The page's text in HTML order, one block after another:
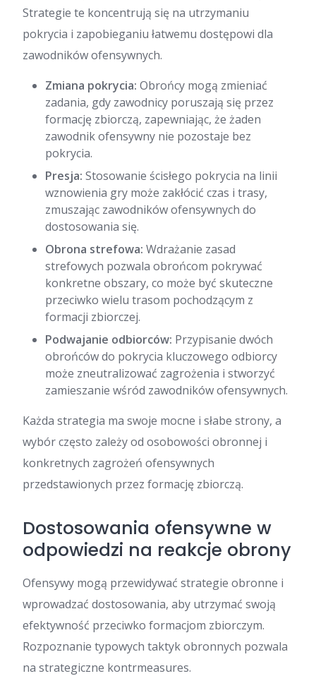
Strategie te koncentrują się na utrzymaniu
pokrycia i zapobieganiu łatwemu dostępowi dla
zawodników ofensywnych.
Zmiana pokrycia: Obrońcy mogą zmieniać
zadania, gdy zawodnicy poruszają się przez
formację zbiorczą, zapewniając, że żaden
zawodnik ofensywny nie pozostaje bez
pokrycia.
Presja: Stosowanie ścisłego pokrycia na linii
wznowienia gry może zakłócić czas i trasy,
zmuszając zawodników ofensywnych do
dostosowania się.
Obrona strefowa: Wdrażanie zasad
strefowych pozwala obrońcom pokrywać
konkretne obszary, co może być skuteczne
przeciwko wielu trasom pochodzącym z
formacji zbiorczej.
Podwajanie odbiorców: Przypisanie dwóch
obrońców do pokrycia kluczowego odbiorcy
może zneutralizować zagrożenia i stworzyć
zamieszanie wśród zawodników ofensywnych.
Każda strategia ma swoje mocne i słabe strony, a
wybór często zależy od osobowości obronnej i
konkretnych zagrożeń ofensywnych
przedstawionych przez formację zbiorczą.
Dostosowania ofensywne w
odpowiedzi na reakcje obrony
Ofensywy mogą przewidywać strategie obronne i
wprowadzać dostosowania, aby utrzymać swoją
efektywność przeciwko formacjom zbiorczym.
Rozpoznanie typowych taktyk obronnych pozwala
na strategiczne kontrmeasures.